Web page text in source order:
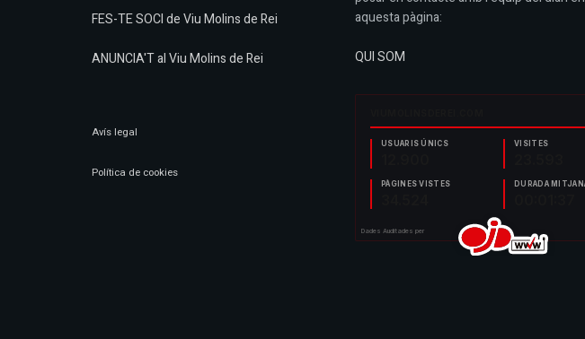
FES-TE SOCI de Viu Molins de Rei
ANUNCIA'T al Viu Molins de Rei
Avís legal
Política de cookies
aquesta pàgina:
QUI SOM